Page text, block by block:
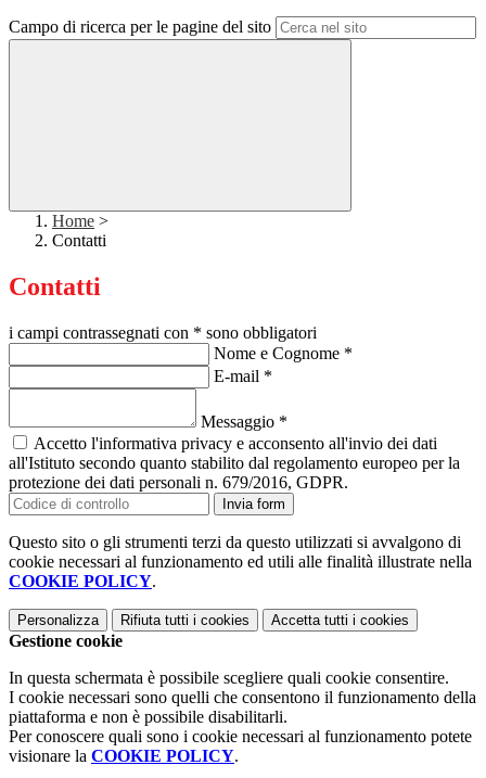
Campo di ricerca per le pagine del sito
Home >
Contatti
Contatti
i campi contrassegnati con * sono obbligatori
Nome e Cognome *
E-mail *
Messaggio *
Accetto l'informativa privacy e acconsento all'invio dei dati
all'Istituto secondo quanto stabilito dal regolamento europeo per la
protezione dei dati personali n. 679/2016, GDPR.
Invia form
Questo sito o gli strumenti terzi da questo utilizzati si avvalgono di
cookie necessari al funzionamento ed utili alle finalità illustrate nella
COOKIE POLICY.
Personalizza Rifiuta tutti i cookies Accetta tutti i cookies
Gestione cookie
In questa schermata è possibile scegliere quali cookie consentire.
I cookie necessari sono quelli che consentono il funzionamento della
piattaforma e non è possibile disabilitarli.
Per conoscere quali sono i cookie necessari al funzionamento potete
visionare la COOKIE POLICY.